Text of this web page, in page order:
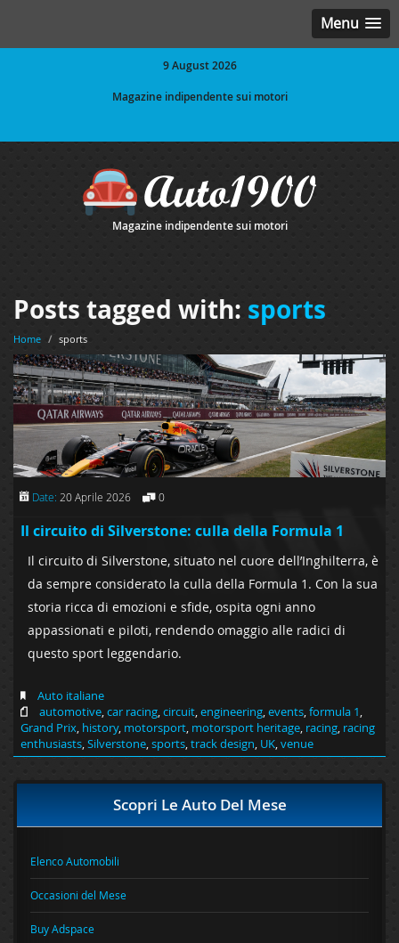
Menu
9 August 2026
Magazine indipendente sui motori
Magazine indipendente sui motori
Posts tagged with: sports
Home / sports
Date: 20 Aprile 2026 0
Il circuito di Silverstone: culla della Formula 1
Il circuito di Silverstone, situato nel cuore dell’Inghilterra, è
da sempre considerato la culla della Formula 1. Con la sua
storia ricca di emozioni e sfide, ospita ogni anno
appassionati e piloti, rendendo omaggio alle radici di
questo sport leggendario.
Auto italiane
automotive,car racing,circuit,engineering,events,formula 1,
Grand Prix, history, motorsport, motorsport heritage, racing, racing
enthusiasts,Silverstone,sports,track design, UK,venue
Scopri Le Auto Del Mese
Elenco Automobili
Occasioni del Mese
Buy Adspace